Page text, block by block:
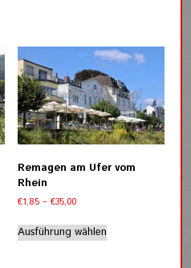
Varianten
auf.
Die
Optionen
können
auf
der
gewählt
Remagen am Ufer vom
Rhein
€1,85 – €35,00Preisspanne:
bis
€35,00
Ausführung wählenProdukt